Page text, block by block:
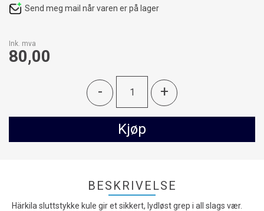
Ink. mva
80,00
- +
Kjøp
Send meg mail når varen er på lager
BESKRIVELSE
Härkila sluttstykke kule gir et sikkert, lydløst grep i all slags vær.